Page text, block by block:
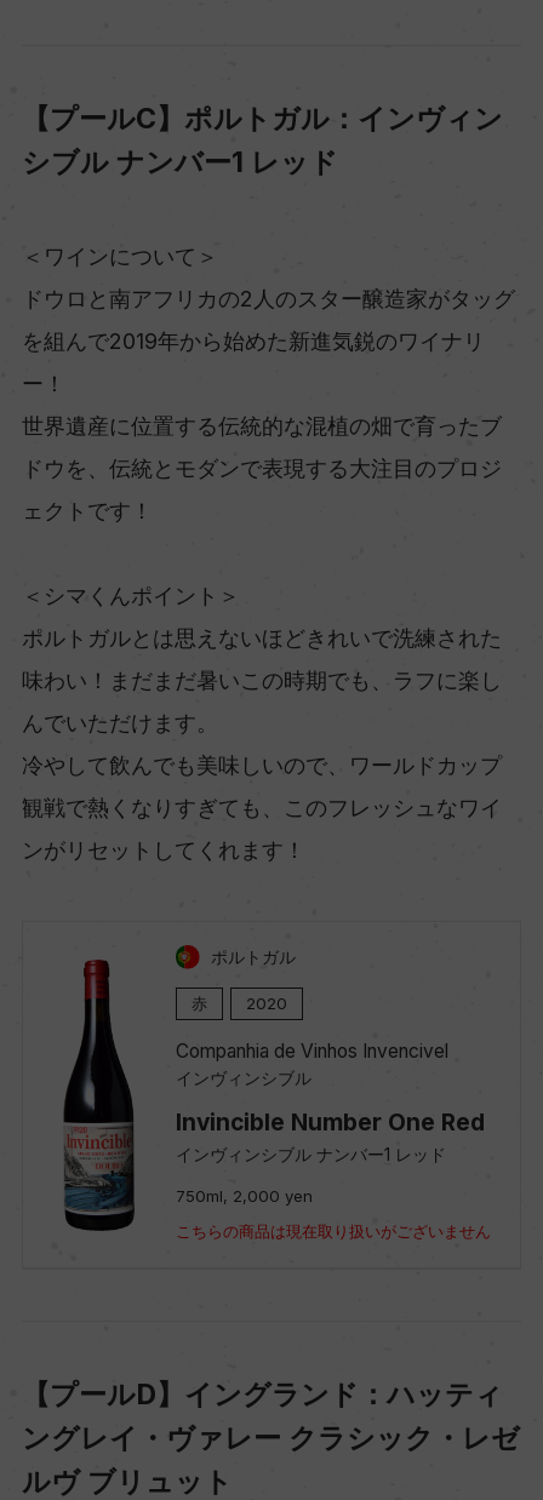
【プールC】ポルトガル：インヴィン
シブル ナンバー1 レッド
＜ワインについて＞
ドウロと南アフリカの2人のスター醸造家がタッグ
を組んで2019年から始めた新進気鋭のワイナリ
ー！
世界遺産に位置する伝統的な混植の畑で育ったブ
ドウを、伝統とモダンで表現する大注目のプロジ
ェクトです！
＜シマくんポイント＞
ポルトガルとは思えないほどきれいで洗練された
味わい！まだまだ暑いこの時期でも、ラフに楽し
んでいただけます。
冷やして飲んでも美味しいので、ワールドカップ
観戦で熱くなりすぎても、このフレッシュなワイ
ンがリセットしてくれます！
ポルトガル
赤 2020
Companhia de Vinhos Invencivel
インヴィンシブル
Invincible Number One Red
インヴィンシブル ナンバー1 レッド
750ml, 2,000 yen
こちらの商品は現在取り扱いがございません
【プールD】イングランド：ハッティ
ングレイ・ヴァレー クラシック・レゼ
ルヴ ブリュット